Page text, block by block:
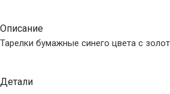
Описание
Тарелки бумажные синего цвета с
Детали